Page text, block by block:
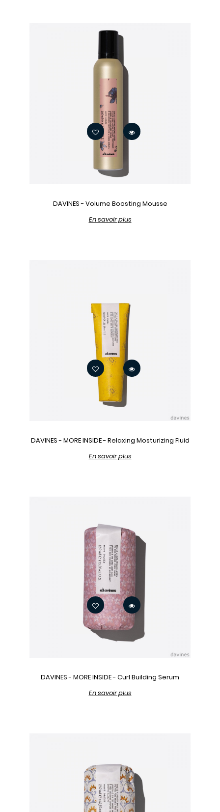
DAVINES - Volume Boosting Mousse
En savoir plus
DAVINES - MORE INSIDE - Relaxing Mosturizing Fluid
En savoir plus
DAVINES - MORE INSIDE - Curl Building Serum
En savoir plus